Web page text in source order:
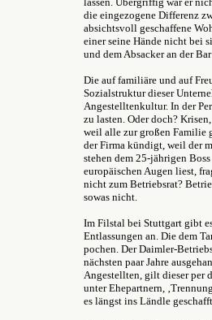
die eingezogene Differenz
absichtsvoll geschaffene
einer seine Hände nicht bei
und dem Absacker an der
Die auf familiäre und auf
Sozialstruktur dieser
Angestelltenkultur. In der
zu lasten. Oder doch?
weil alle zur großen Familie
der Firma kündigt, weil der
stehen dem 25-jährigen
europäischen Augen liest,
nicht zum Betriebsrat?
sowas nicht.
Im Filstal bei Stuttgart gibt
Entlassungen an. Die dem
pochen. Der Daimler-
nächsten paar Jahre
Angestellten, gilt dieser per
unter Ehepartnern,
es längst ins Ländle